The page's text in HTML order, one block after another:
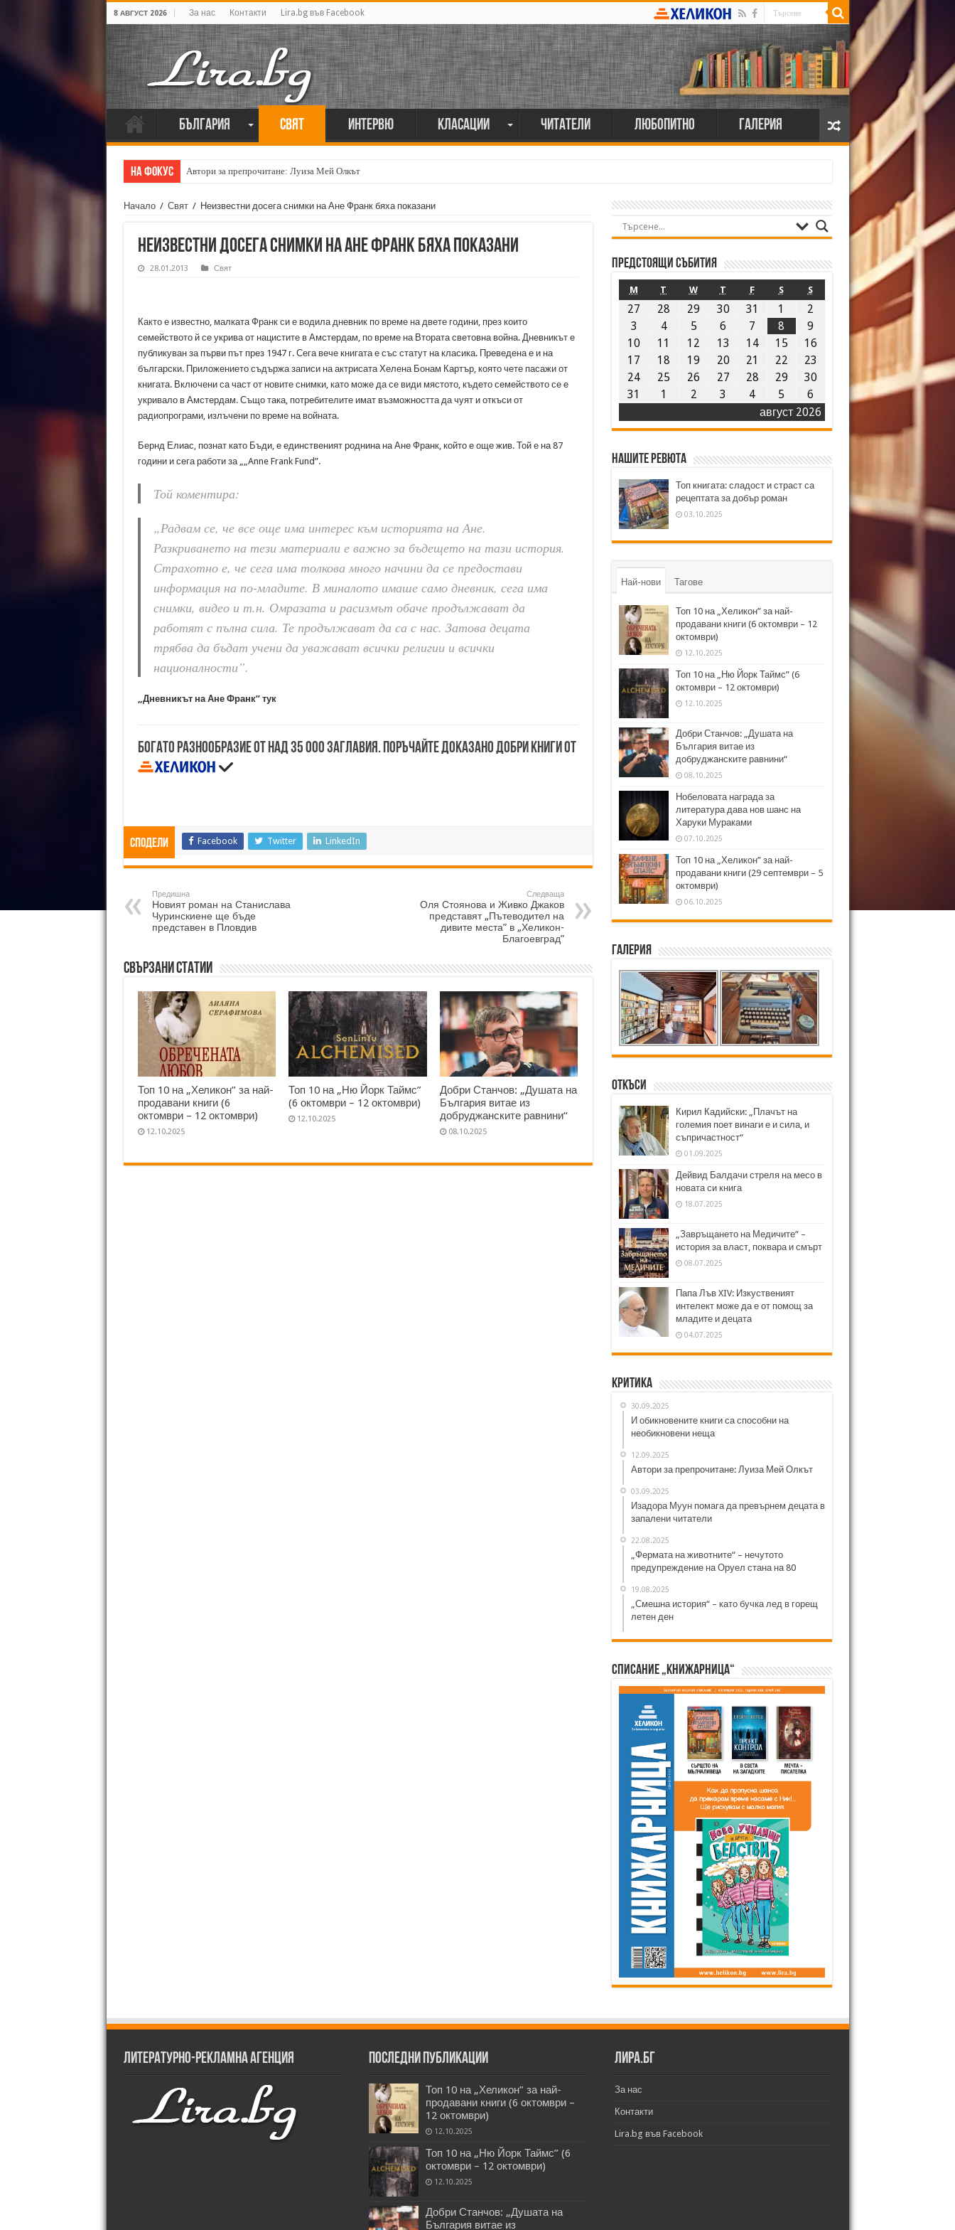
8 АВГУСТ 2026 За нас Контакти Lira.bg във Facebook
България Свят Интервю Класации Читатели Любопитно Галерия
На фокус Автори за препрочитане: Луиза Мей Олкът
Начало / Свят / Неизвестни досега снимки на Ане Франк бяха показани
Неизвестни досега снимки на Ане Франк бяха показани
28.01.2013 Свят
Както е известно, малката Франк си е водила дневник по време на двете години, през които
семейството й се укрива от нацистите в Амстердам, по време на Втората световна война. Дневникът е
публикуван за първи път през 1947 г. Сега вече книгата е със статут на класика. Преведена е и на
български. Приложението съдържа записи на актрисата Хелена Бонам Картър, която чете пасажи от
книгата. Включени са част от новите снимки, като може да се види мястото, където семейството се е
укривало в Амстердам. Също така, потребителите имат възможността да чуят и откъси от
радиопрограми, излъчени по време на войната.
Бернд Елиас, познат като Бъди, е единственият роднина на Ане Франк, който е още жив. Той е на 87
години и сега работи за „„Anne Frank Fund”.
Той коментира:
„Радвам се, че все още има интерес към историята на Ане.
Разкриването на тези материали е важно за бъдещето на тази история.
Страхотно е, че сега има толкова много начини да се предостави
информация на по-младите. В миналото имаше само дневник, сега има
снимки, видео и т.н. Омразата и расизмът обаче продължават да
работят с пълна сила. Те продължават да са с нас. Затова децата
трябва да бъдат учени да уважават всички религии и всички
националности”.
„Дневникът на Ане Франк” тук
Богато разнообразие от над 35 000 заглавия. Поръчайте доказано добри книги от
Сподели Facebook Twitter LinkedIn
Предишна
Новият роман на Станислава
Чуринскиене ще бъде
представен в Пловдив
Следваща
Оля Стоянова и Живко Джаков
представят „Пътеводител на
дивите места” в „Хеликон-
Благоевград”
Свързани статии
Топ 10 на „Хеликон” за най-
продавани книги (6
октомври – 12 октомври)
12.10.2025
Топ 10 на „Ню Йорк Таймс”
(6 октомври – 12 октомври)
12.10.2025
Добри Станчов: „Душата на
България витае из
добруджанските равнини“
08.10.2025
Предстоящи събития
август 2026
M T W T F S S
27 28 29 30 31 1
2
3
4 5 6 7 8
9
10
11 12 13 14 15
16
17
18 19 20 21 22
23
24
25 26 27 28 29
30
31
1 2 3 4 5 6
Нашите ревюта
Топ книгата: сладост и страст са
рецептата за добър роман
03.10.2025
Най-нови Тагове
Топ 10 на „Хеликон” за най-
продавани книги (6 октомври – 12
октомври)
12.10.2025
Топ 10 на „Ню Йорк Таймс” (6
октомври – 12 октомври)
12.10.2025
Добри Станчов: „Душата на
България витае из
добруджанските равнини“
08.10.2025
Нобеловата награда за
литература дава нов шанс на
Харуки Мураками
07.10.2025
Топ 10 на „Хеликон” за най-
продавани книги (29 септември – 5
октомври)
06.10.2025
Галерия
Откъси
Кирил Кадийски: „Плачът на
големия поет винаги е и сила, и
съпричастност“
01.09.2025
Дейвид Балдачи стреля на месо в
новата си книга
18.07.2025
„Завръщането на Медичите“ –
история за власт, поквара и смърт
08.07.2025
Папа Лъв XIV: Изкуственият
интелект може да е от помощ за
младите и децата
04.07.2025
Критика
30.09.2025
И обикновените книги са способни на
необикновени неща
12.09.2025
Автори за препрочитане: Луиза Мей Олкът
03.09.2025
Изадора Муун помага да превърнем децата в
запалени читатели
22.08.2025
„Фермата на животните“ – нечутото
предупреждение на Оруел стана на 80
19.08.2025
„Смешна история“ – като бучка лед в горещ
летен ден
Списание „Книжарница“
Литературно-рекламна агенция Последни публикации
Топ 10 на „Хеликон” за най-
продавани книги (6 октомври –
12 октомври)
12.10.2025
Топ 10 на „Ню Йорк Таймс” (6
октомври – 12 октомври)
12.10.2025
Добри Станчов: „Душата на
България витае из
Лира.бг
За нас
Контакти
Lira.bg във Facebook